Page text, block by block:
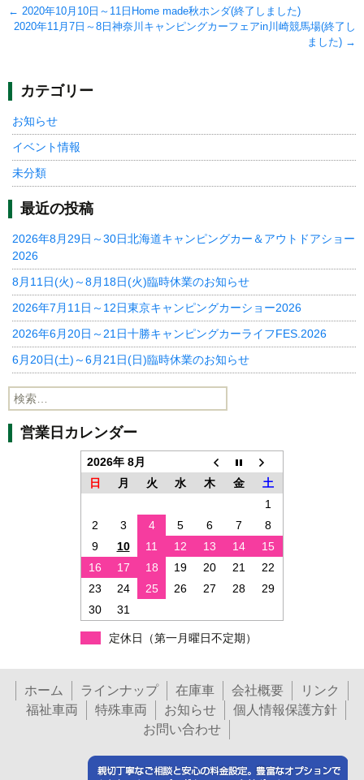
Post
← 2020年10月10日～11日Home made秋ホンダ(終了しました)
2020年11月7日～8日神奈川キャンピングカーフェアin川崎競馬場(終了し
ました) →
カテゴリー
お知らせ
イベント情報
未分類
最近の投稿
2026年8月29日～30日北海道キャンピングカー＆アウトドアショー
2026
8月11日(火)～8月18日(火)臨時休業のお知らせ
2026年7月11日～12日東京キャンピングカーショー2026
2026年6月20日～21日十勝キャンピングカーライフFES.2026
6月20日(土)～6月21日(日)臨時休業のお知らせ
検
索:
営業日カレンダー
2026年 8月
日
月 火 水 木 金
土
1
2
3 4 5 6 7
8
9
10 11 12 13 14
15
16
17 18 19 20 21
22
23
24 25 26 27 28
29
30
31
定休日（第一月曜日不定期）
ホーム ラインナップ 在庫車 会社概要
リンク
福祉車両
特殊車両 お知らせ
個人情報保護方針
お問い合わせ